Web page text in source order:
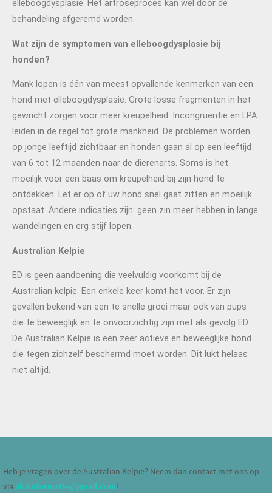
elleboogdysplasie. Het artroseproces kan wel door de
behandeling afgeremd worden.
Wat zijn de symptomen van elleboogdysplasie bij
honden?
Mank lopen is één van meest opvallende kenmerken van een
hond met elleboogdysplasie. Grote losse fragmenten in het
gewricht zorgen voor meer kreupelheid. Incongruentie en LPA
leiden in de regel tot grote mankheid. De problemen worden
op jonge leeftijd zichtbaar en honden gaan al op een leeftijd
van 6 tot 12 maanden naar de dierenarts. Soms is het
moeilijk voor een baas om kreupelheid bij zijn hond te
ontdekken. Let er op of uw hond snel gaat zitten en moeilijk
opstaat. Andere indicaties zijn: geen zin meer hebben in lange
wandelingen en erg stijf lopen.
Australian Kelpie
ED is geen aandoening die veelvuldig voorkomt bij de
Australian kelpie. Een enkele keer komt het voor. Er zijn
gevallen bekend van een te snelle groei maar ook van pups
die te beweeglijk en te onvoorzichtig zijn met als gevolg ED.
De Australian Kelpie is een zeer actieve en beweeglijke hond
die tegen zichzelf beschermd moet worden. Dit lukt helaas
niet altijd.
Heb je vragen over de Australian Kelpie? Neem dan contact met ons op
via akainformatie@gmail.com!